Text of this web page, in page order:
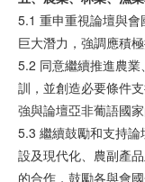
5.1 重申重視論壇與
巨大潛力，強調應積
5.2 同意繼續推進農
訓，並創造必要條件
強與論壇亞非葡語國家
5.3 繼續鼓勵和支持
設及現代化、農副產
的合作，鼓勵各與會